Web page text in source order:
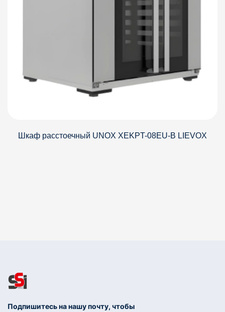
Шкаф расстоечный UNOX XEKPT-08EU-B LIEVOX
Подпишитесь на нашу почту, чтобы